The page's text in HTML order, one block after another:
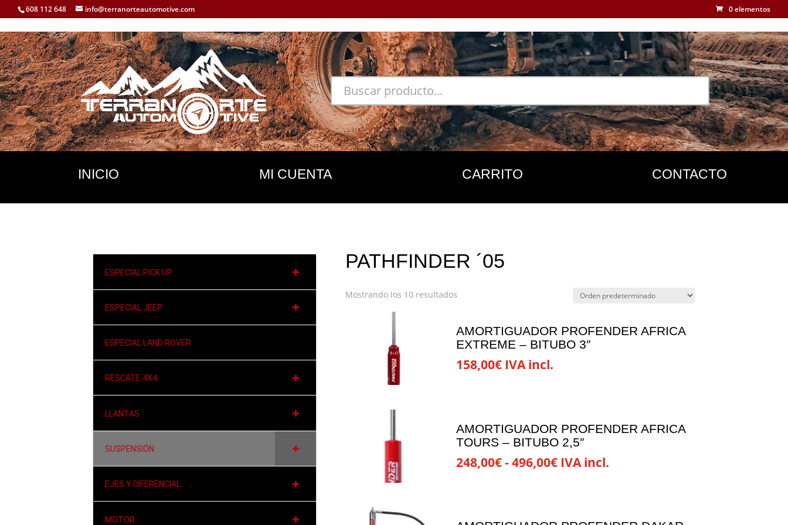
608 112 648 info@terranorteautomotive.com 0 elementos
INICIO MI CUENTA CARRITO CONTACTO
ESPECIAL PICK UP
ESPECIAL JEEP
ESPECIAL LAND ROVER
RESCATE 4X4
LLANTAS
SUSPENSIÓN
EJES Y DIFERENCIAL
MOTOR
PATHFINDER ´05
Mostrando los 10 resultados
AMORTIGUADOR PROFENDER AFRICA
EXTREME – BITUBO 3″
158,00€ IVA incl.
múltiples
variantes.
opciones
AMORTIGUADOR PROFENDER AFRICA
TOURS – BITUBO 2,5″
248,00€-496,00€Rango
IVA incl.
múltiples